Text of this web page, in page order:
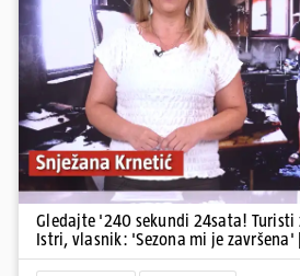
Pokretanje videa...
Gledajte '240 sekundi 24sata!
Istri, vlasnik: 'Sezona mi je završena'